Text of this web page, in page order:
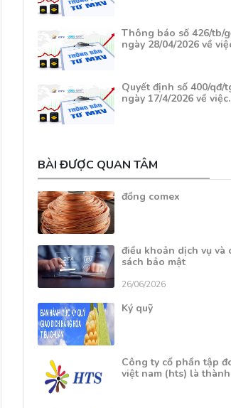
Thông báo số 426/tb/
ngày 28/04/2026 về
Quyết định số 400/qđ/
ngày 17/4/2026 về
BÀI ĐƯỢC QUAN TÂM
đồng comex
điều khoản dịch vụ và
sách bảo mật
26/06/2026
Ký quỹ
Công ty cổ phần tập
việt nam (hts) là